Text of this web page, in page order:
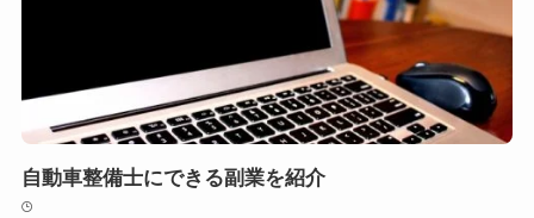
自動車整備士にできる副業を紹介